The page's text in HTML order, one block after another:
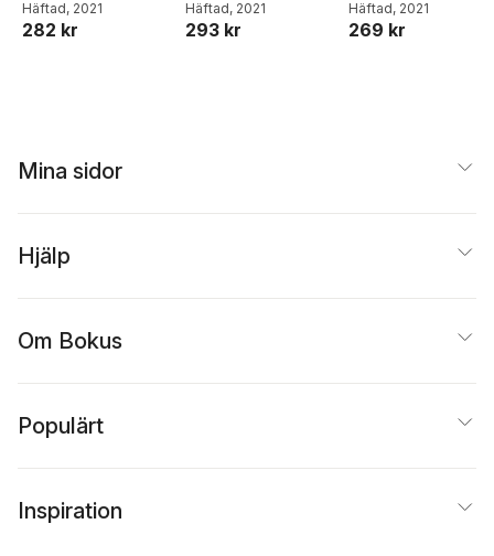
Västerbotten-
Kuriren. Volym 3,
Häftad, 2021
282 kr
Västerbotten-
Kuriren. Volym 2,
Häftad, 2021
293 kr
Västerbotten-
Kuriren. Volym 4,
Häftad, 2021
269 kr
Mina sidor
Hjälp
Om Bokus
Populärt
Inspiration